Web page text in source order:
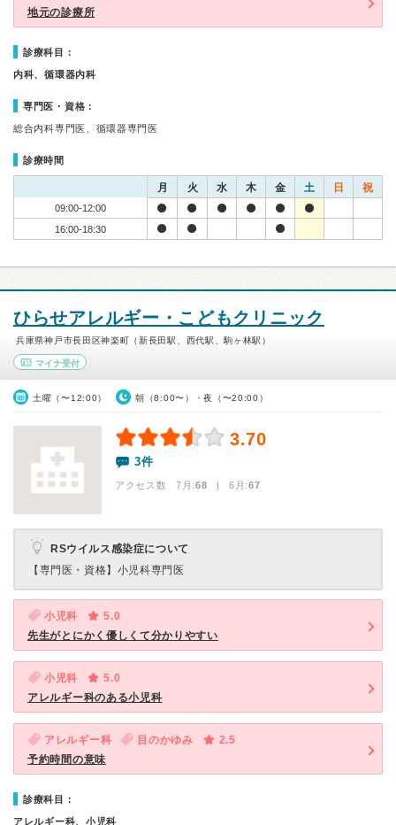
地元の診療所
診療科目：
内科、循環器内科
専門医・資格：
総合内科専門医、循環器専門医
診療時間
月 火 水 木 金 土 日 祝
09:00-12:00
16:00-18:30
ひらせアレルギー・こどもクリニック
兵庫県神戸市長田区神楽町（新長田駅、西代駅、駒ヶ林駅）
マイナ受付
土曜（〜12:00） 朝（8:00〜）・夜（〜20:00）
3.70
3件
アクセス数 7月:68 | 6月:67
RSウイルス感染症について
【専門医・資格】 小児科専門医
小児科
5.0
先生がとにかく優しくて分かりやすい
小児科
5.0
アレルギー科のある小児科
アレルギー科 目のかゆみ
2.5
予約時間の意味
診療科目：
アレルギー科、小児科